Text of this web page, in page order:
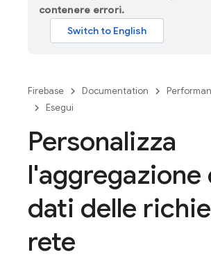
contenere errori.
Firebase Documentation
Esegui
Personalizza
l'aggregazione
dati delle
rete